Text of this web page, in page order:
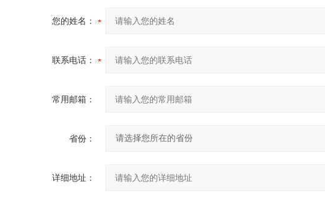
您的姓名：
联系电话：
常用邮箱：
省份：
详细地址：